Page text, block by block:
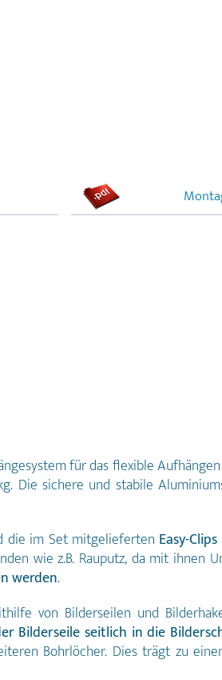
für das flexible
Die sichere und stabile
die im Set mitgelieferten Easy-Clips
wie z.B. Rauputz, da mit ihnen
werden.
von Bilderseilen und
Bilderseile seitlich in die
Bohrlöcher. Dies trägt zu